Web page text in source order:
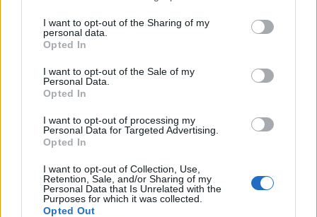
I want to opt-out of the Sharing of my
personal data.
Opted In
I want to opt-out of the Sale of my
Personal Data.
Opted In
I want to opt-out of processing my
Personal Data for Targeted Advertising.
Opted In
I want to opt-out of Collection, Use,
Retention, Sale, and/or Sharing of my
Personal Data that Is Unrelated with the
Purposes for which it was collected.
Opted Out